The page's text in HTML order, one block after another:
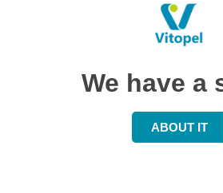
We have a
ABOUT IT